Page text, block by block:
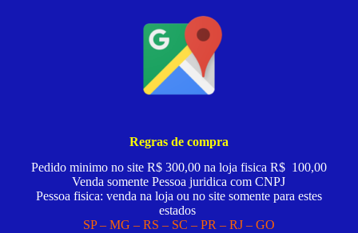
Regras de compra
Pedido minimo no site R$ 300,00 na loja fisica R$ 100,00
Venda somente Pessoa juridica com CNPJ
Pessoa fisica: venda na loja ou no site somente para estes
estados
SP – MG – RS – SC – PR – RJ – GO